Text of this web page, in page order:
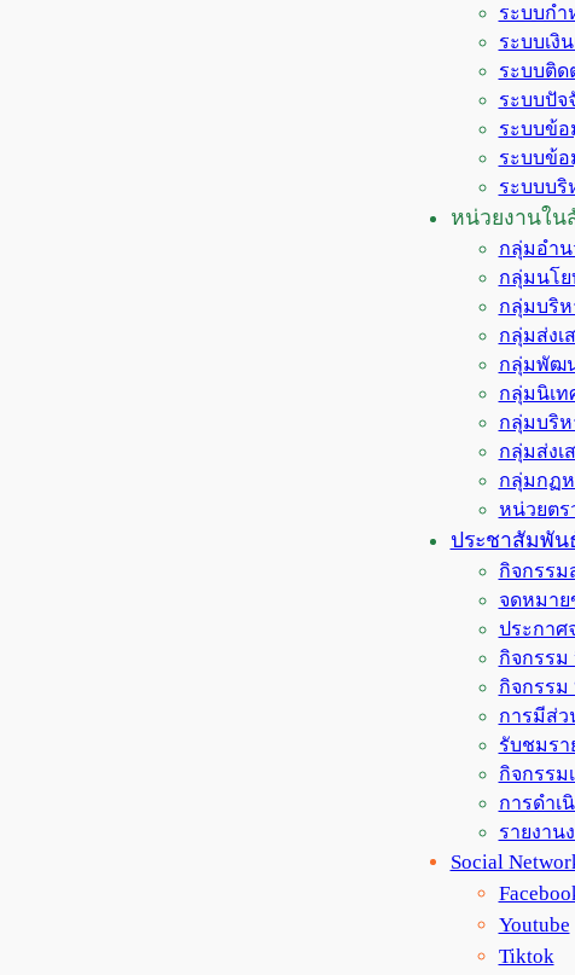
ระบบกำ
ระบบเงิ
ระบบติด
ระบบปัจ
ระบบข้อ
ระบบข้อ
ระบบบริ
หน่วยงานใน
กลุ่มอำน
กลุ่มนโ
กลุ่มบริ
กลุ่มส่งเ
กลุ่มพัฒ
กลุ่มนิเท
กลุ่มบริห
กลุ่มส่งเ
กลุ่มกฏ
หน่วยตร
ประชาสัมพัน
กิจกรรม
จดหมาย
ประกาศ
กิจกรรม
กิจกรรม
การมีส่
รับชมรา
กิจกรรม
การดำเ
รายงาน
Social
Youtube
Tiktok